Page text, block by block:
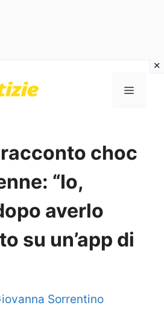
Menu
choc
“Io,
averlo
su un’app di
Sorrentino